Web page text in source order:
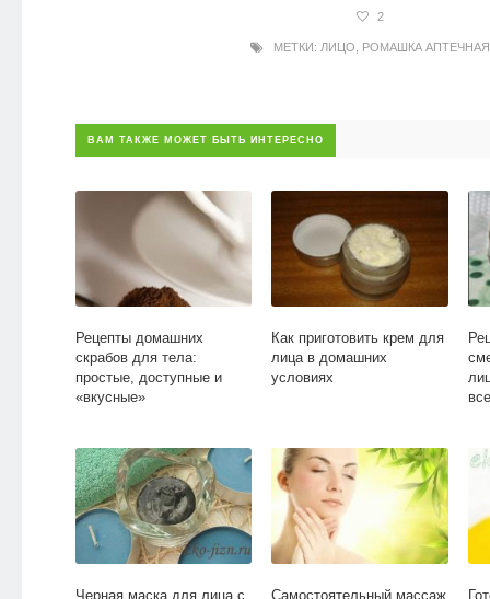
2
МЕТКИ: ЛИЦО РОМАШКА АПТЕЧНАЯ
ВАМ ТАКЖЕ МОЖЕТ БЫТЬ ИНТЕРЕСНО
Рецепты домашних
скрабов для тела:
простые, доступные и
«вкусные»
Как приготовить крем для
лица в домашних
условиях
Черная маска для лица с
Самостоятельный массаж